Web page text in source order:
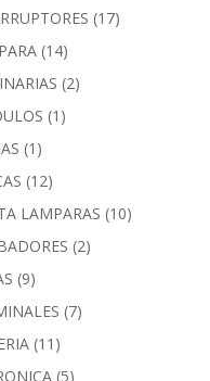
(17)
(14)
(2)
(1)
(1)
(12)
LAMPARAS (10)
(2)
(9)
(7)
(11)
(5)